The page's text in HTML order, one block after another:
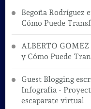
Begoña Rodríguez
Cómo Puede
ALBERTO GOMEZ
y Cómo Puede
Guest Blogging
Infografía -
escaparate virtual